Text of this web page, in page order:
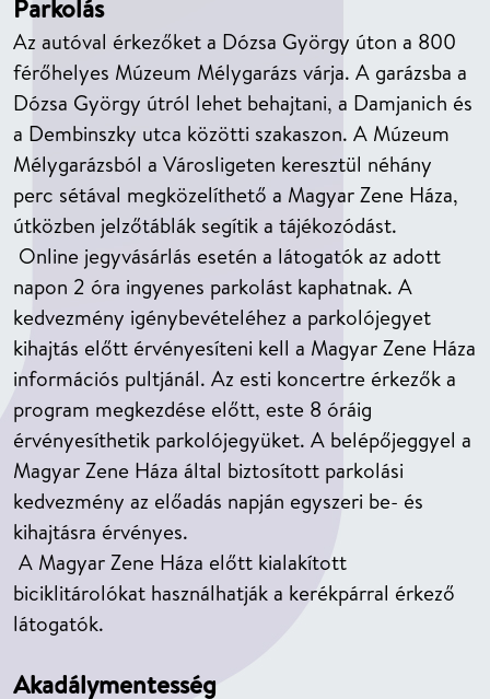
Parkolás
Az autóval érkezőket a Dózsa György úton a 800
férőhelyes Múzeum Mélygarázs várja. A garázsba a
Dózsa György útról lehet behajtani, a Damjanich és
a Dembinszky utca közötti szakaszon. A Múzeum
Mélygarázsból a Városligeten keresztül néhány
perc sétával megközelíthető a Magyar Zene Háza,
útközben jelzőtáblák segítik a tájékozódást.
Online jegyvásárlás esetén a látogatók az adott
napon 2 óra ingyenes parkolást kaphatnak. A
kedvezmény igénybevételéhez a parkolójegyet
kihajtás előtt érvényesíteni kell a Magyar Zene Háza
információs pultjánál. Az esti koncertre érkezők a
program megkezdése előtt, este 8 óráig
érvényesíthetik parkolójegyüket. A belépőjeggyel a
Magyar Zene Háza által biztosított parkolási
kedvezmény az előadás napján egyszeri be- és
kihajtásra érvényes.
A Magyar Zene Háza előtt kialakított
biciklitárolókat használhatják a kerékpárral érkező
látogatók.
Akadálymentesség